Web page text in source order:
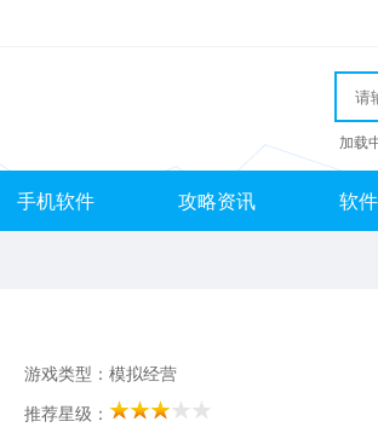
加载
手机软件 攻略资讯 软
游戏类型：模拟经营
推荐星级：